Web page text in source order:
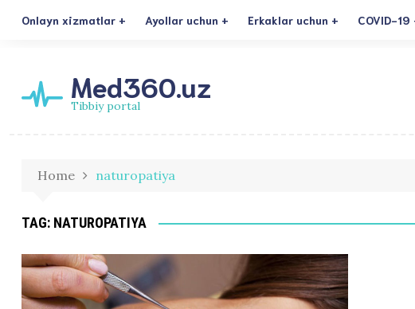
Onlayn xizmatlar Ayollar uchun Erkaklar uchun COVID-19
Med360.uz
Tibbiy portal
Home naturopatiya
TAG: NATUROPATIYA